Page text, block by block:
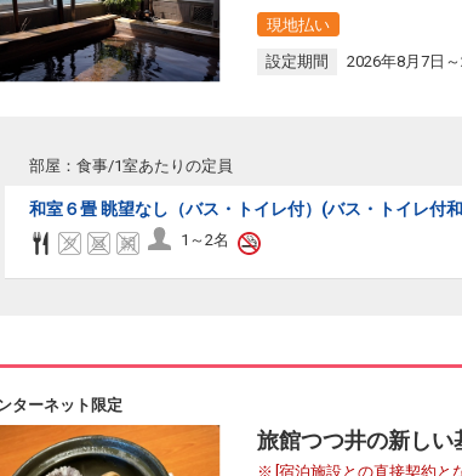
現地払い
設定期間
2026年8月7日
部屋：食事/1室あたりの定員
和室６畳 眺望なし（バス・トイレ付）(バス・トイレ付
1～2名
ターネット限定
旅館つつ井の新しい
[宿泊施設との直接契約と